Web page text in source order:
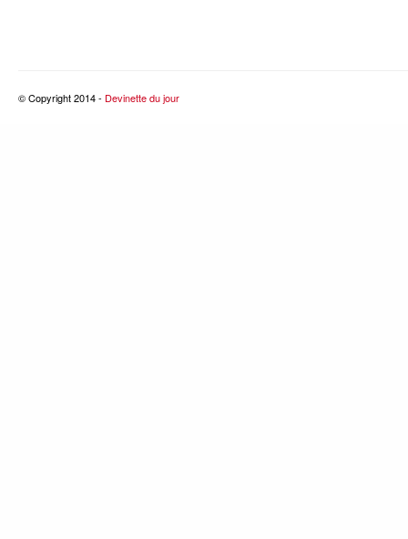
© Copyright 2014 - Devinette du jour